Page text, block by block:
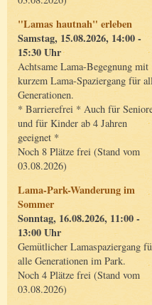
"Lamas hautnah" erleben
Samstag, 15.08.2026, 14:00 -
15:30 Uhr
Achtsame Lama-Begegnung mit
kurzem Lama-Spaziergang für
Generationen.
* Barrierefrei * Auch für
und für Kinder ab 4 Jahren
geeignet *
Noch 8 Plätze frei (Stand vom
03.08.2026)
Lama-Park-Wanderung im
Sommer
Sonntag, 16.08.2026, 11:00 -
13:00 Uhr
Gemütlicher Lamaspaziergang
alle Generationen im Park.
Noch 4 Plätze frei (Stand vom
03.08.2026)